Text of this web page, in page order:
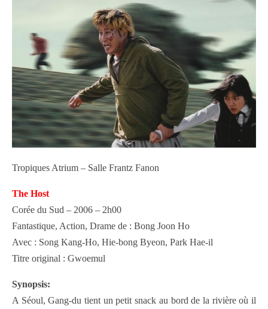
Tropiques Atrium – Salle Frantz Fanon
The Host
Corée du Sud – 2006 – 2h00
Fantastique, Action, Drame de : Bong Joon Ho
Avec : Song Kang-Ho, Hie-bong Byeon, Park Hae-il
Titre original : Gwoemul
Synopsis:
A Séoul, Gang-du tient un petit snack au bord de la rivière où il